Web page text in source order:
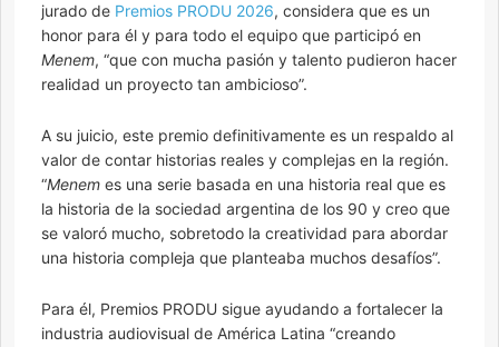
jurado de Premios PRODU 2026, considera que es un
honor para él y para todo el equipo que participó en
Menem, “que con mucha pasión y talento pudieron hacer
realidad un proyecto tan ambicioso”.
A su juicio, este premio definitivamente es un respaldo al
valor de contar historias reales y complejas en la región.
“Menem es una serie basada en una historia real que es
la historia de la sociedad argentina de los 90 y creo que
se valoró mucho, sobretodo la creatividad para abordar
una historia compleja que planteaba muchos desafíos”.
Para él, Premios PRODU sigue ayudando a fortalecer la
industria audiovisual de América Latina “creando